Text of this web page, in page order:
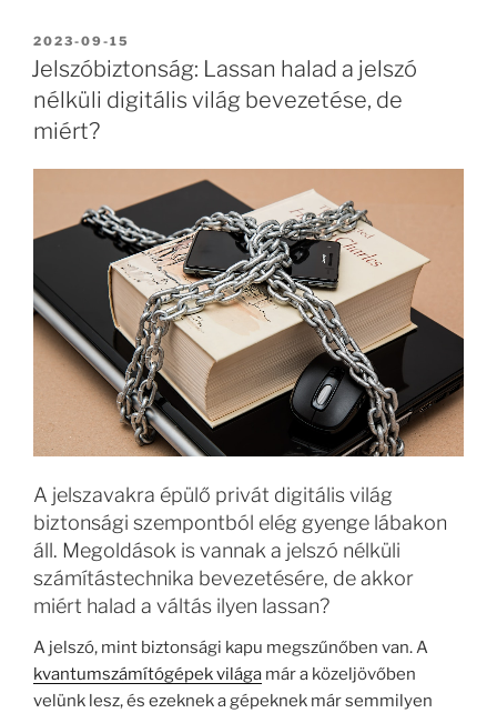
BEKÜLDVE:
2023-09-15
Jelszóbiztonság: Lassan halad a jelszó
nélküli digitális világ bevezetése, de
miért?
A jelszavakra épülő privát digitális világ
biztonsági szempontból elég gyenge lábakon
áll. Megoldások is vannak a jelszó nélküli
számítástechnika bevezetésére, de akkor
miért halad a váltás ilyen lassan?
A jelszó, mint biztonsági kapu megszűnőben van. A
kvantumszámítógépek világa már a közeljövőben
velünk lesz, és ezeknek a gépeknek már semmilyen